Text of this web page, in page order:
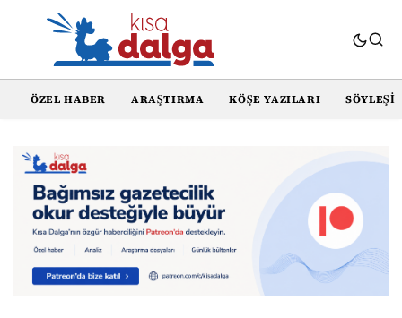
ÖZEL HABER ARAŞTIRMA KÖŞE YAZILARI SÖYLEŞI